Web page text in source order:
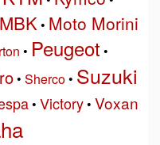
MBK• Moto Morini
• Peugeot •
• Sherco• Suzuki
• Victory• Voxan